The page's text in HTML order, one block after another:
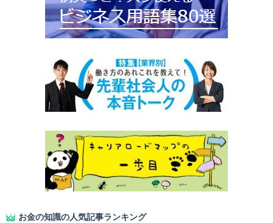
お金の知識の人気記事ランキング